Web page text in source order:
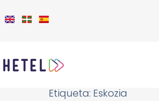
Etiqueta: Eskozia